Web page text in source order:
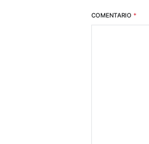
COMENTARIO *